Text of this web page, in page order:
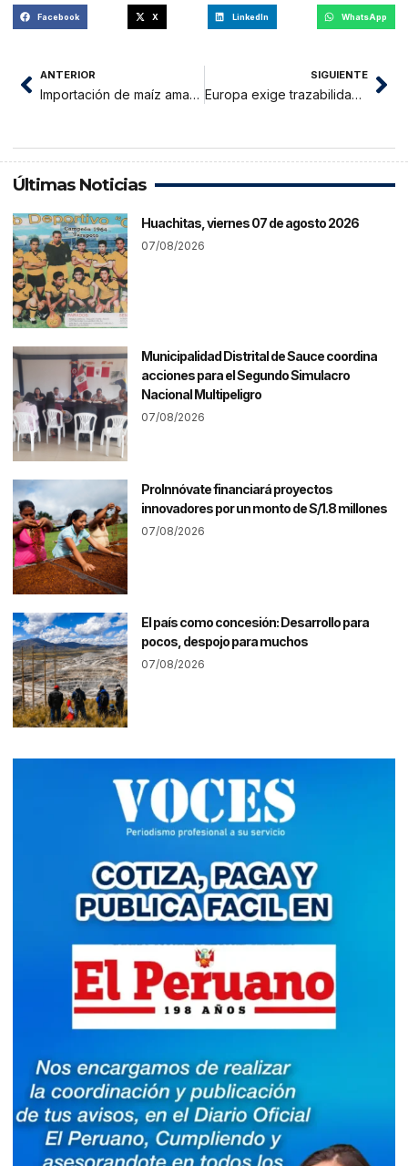
Facebook X LinkedIn WhatsApp
ANTERIOR
Importación de maíz amarillo duro superó el millón de toneladas entre enero y marzo de 2026
SIGUIENTE
Europa exige trazabilidad total: El desafío urgente para los pequeños productores peruanos
Últimas Noticias
Huachitas, viernes 07 de agosto 2026
07/08/2026
Municipalidad Distrital de Sauce coordina
acciones para el Segundo Simulacro
Nacional Multipeligro
07/08/2026
ProInnóvate financiará proyectos
innovadores por un monto de S/1.8 millones
07/08/2026
El país como concesión: Desarrollo para
pocos, despojo para muchos
07/08/2026